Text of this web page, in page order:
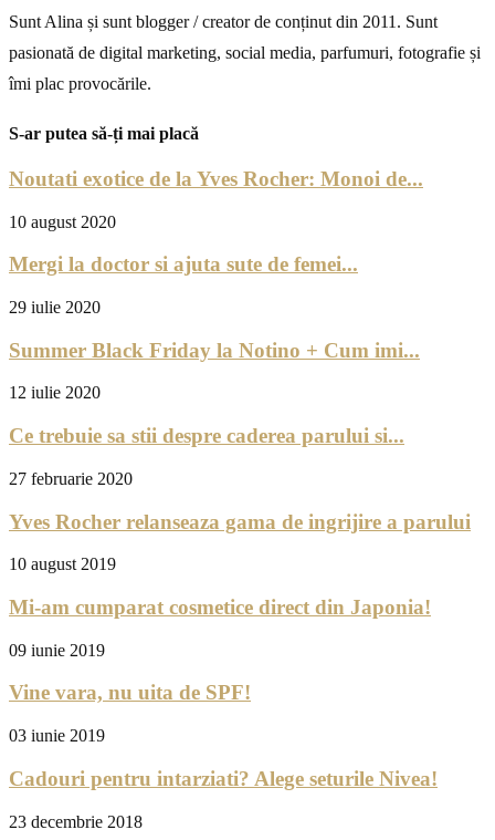
Sunt Alina și sunt blogger / creator de conținut din 2011. Sunt
pasionată de digital marketing, social media, parfumuri, fotografie și
îmi plac provocările.
S-ar putea să-ți mai placă
Noutati exotice de la Yves Rocher: Monoi de...
10 august 2020
Mergi la doctor si ajuta sute de femei...
29 iulie 2020
Summer Black Friday la Notino + Cum imi...
12 iulie 2020
Ce trebuie sa stii despre caderea parului si...
27 februarie 2020
Yves Rocher relanseaza gama de ingrijire a parului
10 august 2019
Mi-am cumparat cosmetice direct din Japonia!
09 iunie 2019
Vine vara, nu uita de SPF!
03 iunie 2019
Cadouri pentru intarziati? Alege seturile Nivea!
23 decembrie 2018